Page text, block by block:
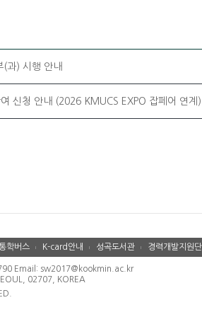
(과) 시행 안내
신청 안내 (2026 KMUCS EXPO 잡페어 연계)
학버스 K-card안내 성곡도서관 경력개발지원단
Email: sw2017@kookmin.ac.kr
02707, KOREA